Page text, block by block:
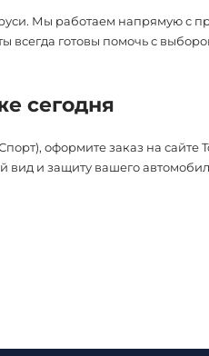
Мы работаем напрямую с
всегда готовы помочь с
сегодня
оформите заказ на сайте
вид и защиту вашего